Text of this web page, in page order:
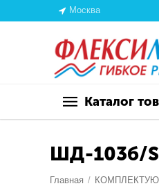
Москва
Каталог
ШД-103б/S
Главная /